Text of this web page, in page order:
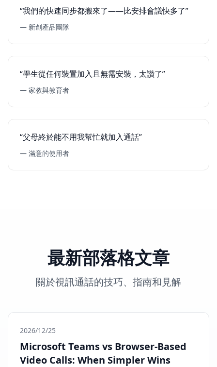
“我們的快速同步都搬來了——比安排會議快多了”
— 新創產品團隊
“學生從任何裝置加入且無需安裝，太讚了”
— 家教與教育者
“父母終於能不用我幫忙就加入通話”
— 滿意的使用者
最新部落格文章
關於視訊通話的技巧、指南和見解
2026/12/25
Microsoft Teams vs Browser-Based
Video Calls: When Simpler Wins